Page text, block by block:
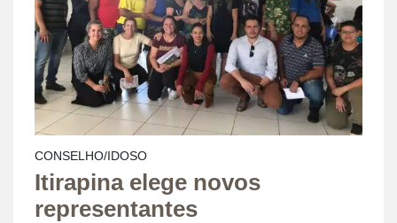
CONSELHO/IDOSO
Itirapina elege novos
representantes